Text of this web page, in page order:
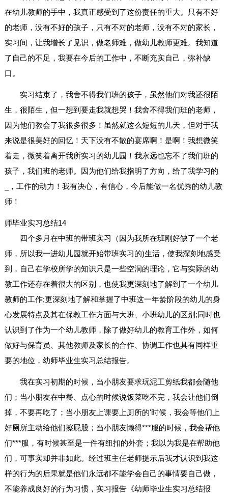
在幼儿教师的手中，我真正感受到了这份责任的重大。只有不好
的老师，没有不好的孩子，只有不对的老师，没有不对的家长，
实习间，让我增长了见识，做老师难，做幼儿教师更难。我知道
了自己的不足，我要在今后的工作中，不断充实自己，弥补缺
口。
实习结束了，我舍不得我们班的孩子，虽然他们对我还很陌
生，很陌生，但一想到要走我就想哭！我舍不得我们班的老师，
因为他们教会了我很多很多！虽然就这么短短的几天，但对于我
来说是很美好的回忆！天下没有不散的宴席啊！是啊！我想微笑
着走，微笑着离开我所实习的幼儿园！我永远也忘不了我们班的
孩子，我们班的老师。因为他们给我指明了方向，给了我学习的
_，工作的动力！我有决心，有信心，今后能做一名优秀的幼儿教
师！
师毕业实习总结14
四个多月在中班的带班实习（因为我所在班刚好缺了一个老
师，所以我一进幼儿园就开始带班实习的)生活，使我深刻地感受
到，自己在学校所学的知识只是一些空洞的理论，它与实际的幼
教工作还存在着很大的区别，也使我更深刻地了解到了一个幼儿
教师的工作;更深刻地了解和掌握了中班这一年龄阶段的幼儿的身
心发展特点及其在保教工作方面与大班、小班幼儿的区别;同时也
认识到了作为一个幼儿教师，除了做好幼儿的教育工作外，如何
做好与保育员、其他教师及家长的合作、协调工作也具有同样重
要的地位，幼师毕业生实习总结报告。
我在实习初期的时候，当小朋友要求玩泥工剪纸我都会随他
们；当小朋友在中餐、点心的时候说饭菜吃不完，我会让他们倒
掉，不要再吃了；当小朋友上课要上厕所的'时候，我会等他们上
好厕所主动给他们擦屁股；当小朋友懒得***服的时候，我会帮他
们***服，有时候甚至是一件有纽扣的外套；我以为我是在帮助他
们，可事实却并非如此。经过班主任老师提示后我才认识到我这
样的行为的后果就是他们永远都不能学会自己的事情要自己做，
不能养成良好的行为习惯，实习报告《幼师毕业生实习总结报